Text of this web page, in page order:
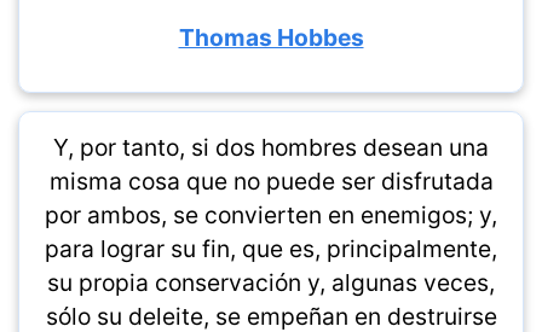
Thomas Hobbes
Y, por tanto, si dos hombres desean una
misma cosa que no puede ser disfrutada
por ambos, se convierten en enemigos; y,
para lograr su fin, que es, principalmente,
su propia conservación y, algunas veces,
sólo su deleite, se empeñan en destruirse